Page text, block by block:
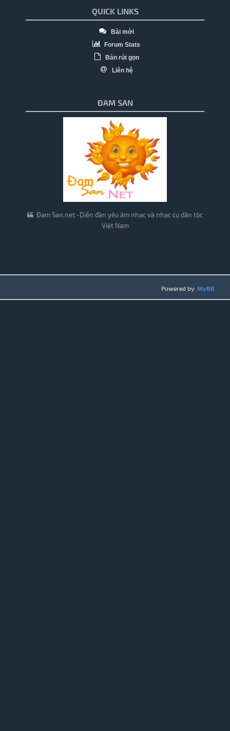
QUICK LINKS
Bài mới
Forum Stats
Bản rút gọn
Liên hệ
ĐAM SAN
Đam San.net -Diễn đàn yêu âm nhạc và nhạc cụ dân tộc
Việt Nam
Powered by: MyBB